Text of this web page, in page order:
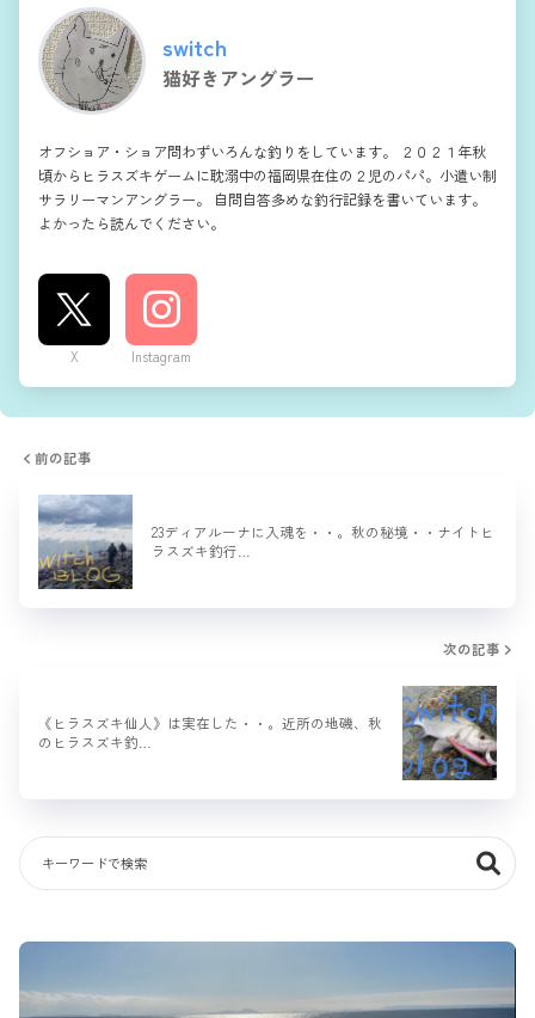
switch
猫好きアングラー
オフショア・ショア問わずいろんな釣りをしています。 ２０２１年秋
頃からヒラスズキゲームに耽溺中の福岡県在住の２児のパパ。小遣い制
サラリーマンアングラー。 自問自答多めな釣行記録を書いています。
よかったら読んでください。
X Instagram
前の記事
23ディアルーナに入魂を・・。秋の秘境・・ナイトヒ
ラスズキ釣行…
次の記事
《ヒラスズキ仙人》は実在した・・。近所の地磯、秋
のヒラスズキ釣…